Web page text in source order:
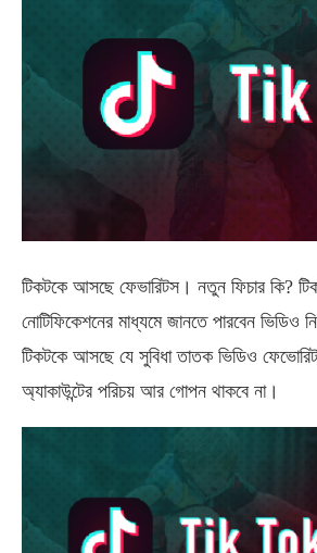
টিকটকে আসছে ফেভারিটস। নতুন ফিচার কি?
নোটিফিকেশনের মাধ্যমে জানতে পারবেন ভিডিও
টিকটকে আসছে যে সুবিধা তাতক ভিডিও
অ্যাকাউন্টের পরিচয় আর গোপন থাকবে না।